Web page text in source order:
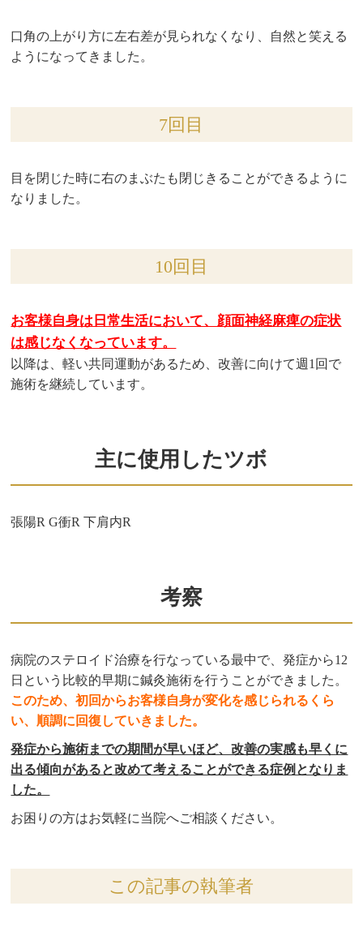
口角の上がり方に左右差が見られなくなり、自然と笑える
ようになってきました。
7回目
目を閉じた時に右のまぶたも閉じきることができるように
なりました。
10回目
お客様自身は日常生活において、顔面神経麻痺の症状
は感じなくなっています。
以降は、軽い共同運動があるため、改善に向けて週1回で
施術を継続しています。
主に使用したツボ
張陽R G衝R 下肩内R
考察
病院のステロイド治療を行なっている最中で、発症から12
日という比較的早期に鍼灸施術を行うことができました。
このため、初回からお客様自身が変化を感じられるくら
い、順調に回復していきました。
発症から施術までの期間が早いほど、改善の実感も早くに
出る傾向があると改めて考えることができる症例となりま
した。
お困りの方はお気軽に当院へご相談ください。
この記事の執筆者